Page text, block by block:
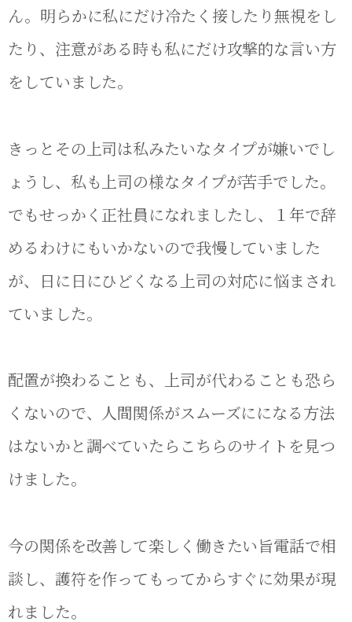
ん。明らかに私にだけ冷たく接したり無視をし
たり、注意がある時も私にだけ攻撃的な言い方
をしていました。
きっとその上司は私みたいなタイプが嫌いでし
ょうし、私も上司の様なタイプが苦手でした。
でもせっかく正社員になれましたし、１年で辞
めるわけにもいかないので我慢していました
が、日に日にひどくなる上司の対応に悩まされ
ていました。
配置が換わることも、上司が代わることも恐ら
くないので、人間関係がスムーズにになる方法
はないかと調べていたらこちらのサイトを見つ
けました。
今の関係を改善して楽しく働きたい旨電話で相
談し、護符を作ってもってからすぐに効果が現
れました。